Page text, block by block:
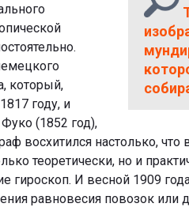
который,
году, и
(1852 год),
восхитился настолько, что
теоретически, но и
И весной 1909 года
равновесия повозок или